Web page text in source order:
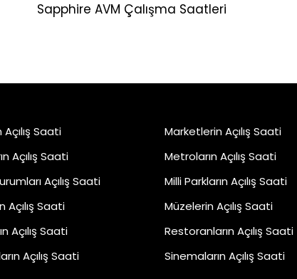
Sapphire AVM Çalışma Saatleri
Açılış Saati
Açılış Saati
Açılış Saati
Açılış Saati
Açılış Saati
Açılış Saati
Marketlerin Açılış Saati
Metroların Açılış Saati
Milli Parkların Açılış Saati
Müzelerin Açılış Saati
Restoranların Açılış Saati
Sinemaların Açılış Saati